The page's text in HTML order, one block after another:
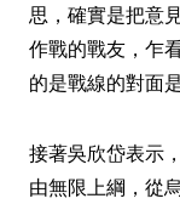
思，確實是把意
作戰的戰友，乍
的是戰線的對面是
接著吳欣岱表示
由無限上綱，從